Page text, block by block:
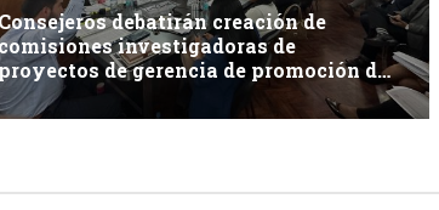
Consejeros debatirán creación de
investigadoras de
de gerencia de promoción de
y carretera en Caylloma